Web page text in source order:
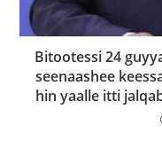
Bitootessi 24
seenaashee
hin yaalle itti